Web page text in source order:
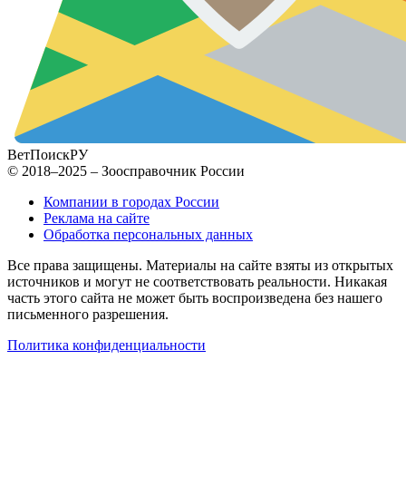
ВетПоискРУ
© 2018–2025 – Зоосправочник России
Компании в городах России
Реклама на сайте
Обработка персональных данных
Все права защищены. Материалы на сайте взяты из открытых
источников и могут не соответствовать реальности. Никакая
часть этого сайта не может быть воспроизведена без нашего
письменного разрешения.
Политика конфиденциальности